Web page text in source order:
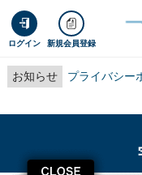
ログイン 新規会員登録
お知らせ プライバシー